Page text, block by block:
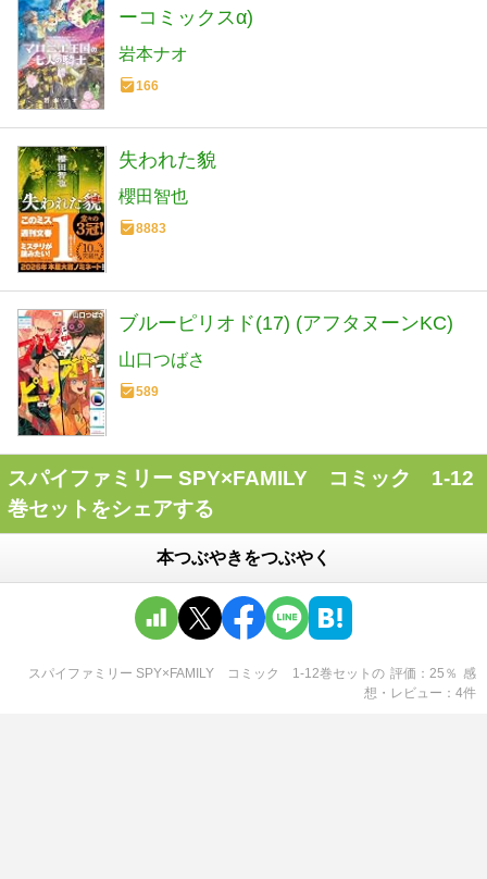
ーコミックスα)
岩本ナオ
166
失われた貌
櫻田智也
8883
ブルーピリオド(17) (アフタヌーンKC)
山口つばさ
589
スパイファミリー SPY×FAMILY コミック 1-12
巻セットをシェアする
本つぶやきをつぶやく
スパイファミリー SPY×FAMILY コミック 1-12巻セット の 評価 25 ％ 感
想・レビュー
4件